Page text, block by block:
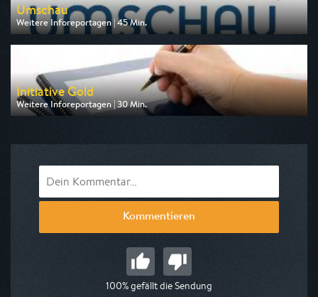
Umschau
Weitere Inforeportagen | 45 Min.
Ausgestrahlt von MDR
am 11.08.2026, 20:15
Initiative Gold
Weitere Inforeportagen | 30 Min.
Ausgestrahlt von Anixe Plus
Kommentieren
100% gefällt die Sendung